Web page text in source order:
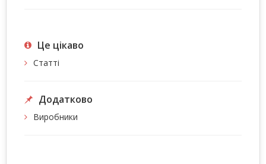
Це цiкаво
Статті
Додатково
Виробники